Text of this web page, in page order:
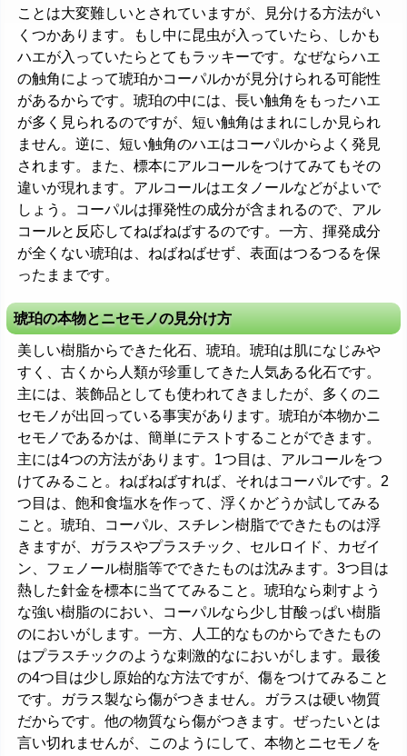
ことは大変難しいとされていますが、見分ける方法がい
くつかあります。もし中に昆虫が入っていたら、しかも
ハエが入っていたらとてもラッキーです。なぜならハエ
の触角によって琥珀かコーパルかが見分けられる可能性
があるからです。琥珀の中には、長い触角をもったハエ
が多く見られるのですが、短い触角はまれにしか見られ
ません。逆に、短い触角のハエはコーパルからよく発見
されます。また、標本にアルコールをつけてみてもその
違いが現れます。アルコールはエタノールなどがよいで
しょう。コーパルは揮発性の成分が含まれるので、アル
コールと反応してねばねばするのです。一方、揮発成分
が全くない琥珀は、ねばねばせず、表面はつるつるを保
ったままです。
琥珀の本物とニセモノの見分け方
美しい樹脂からできた化石、琥珀。琥珀は肌になじみや
すく、古くから人類が珍重してきた人気ある化石です。
主には、装飾品としても使われてきましたが、多くのニ
セモノが出回っている事実があります。琥珀が本物かニ
セモノであるかは、簡単にテストすることができます。
主には4つの方法があります。1つ目は、アルコールをつ
けてみること。ねばねばすれば、それはコーパルです。2
つ目は、飽和食塩水を作って、浮くかどうか試してみる
こと。琥珀、コーパル、スチレン樹脂でできたものは浮
きますが、ガラスやプラスチック、セルロイド、カゼイ
ン、フェノール樹脂等でできたものは沈みます。3つ目は
熱した針金を標本に当ててみること。琥珀なら刺すよう
な強い樹脂のにおい、コーパルなら少し甘酸っぱい樹脂
のにおいがします。一方、人工的なものからできたもの
はプラスチックのような刺激的なにおいがします。最後
の4つ目は少し原始的な方法ですが、傷をつけてみること
です。ガラス製なら傷がつきません。ガラスは硬い物質
だからです。他の物質なら傷がつきます。ぜったいとは
言い切れませんが、このようにして、本物とニセモノを